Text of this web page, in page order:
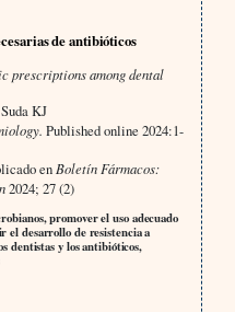
de antibióticos
prescriptions among dental
KJ
Published online 2024:1-
en Boletín Fármacos:
2024; 27 (2)
promover el uso adecuado
el desarrollo de resistencia a
dentistas y los antibióticos,